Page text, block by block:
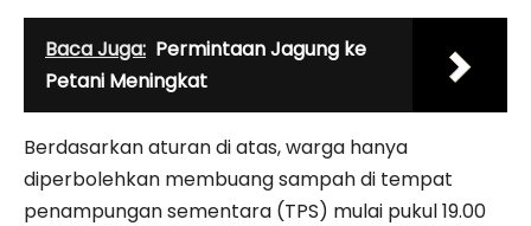
Baca Juga: Permintaan Jagung ke
Petani Meningkat
Berdasarkan aturan di atas, warga hanya
diperbolehkan membuang sampah di tempat
penampungan sementara (TPS) mulai pukul 19.00